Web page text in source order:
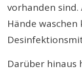
vorhanden
Hände
Darüber hinaus